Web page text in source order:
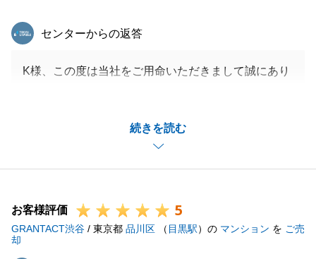
続きを読む
東急リバブル
センターからの返答
K様、この度は当社をご用命いただきまして誠にあり
なご意見をいただき、二人三脚で販売活動ができたこ
と、心より感謝申し上げます。
K様の人柄やご対応など個人的にも沢山学ばせていた
引き続き、ご相談等ございましたらお気軽にお申し付
けくださいませ。
お客様評価 5
GRANTACT渋谷 / 東京都 品川区 （ 目黒駅）の マンション を ご売
却